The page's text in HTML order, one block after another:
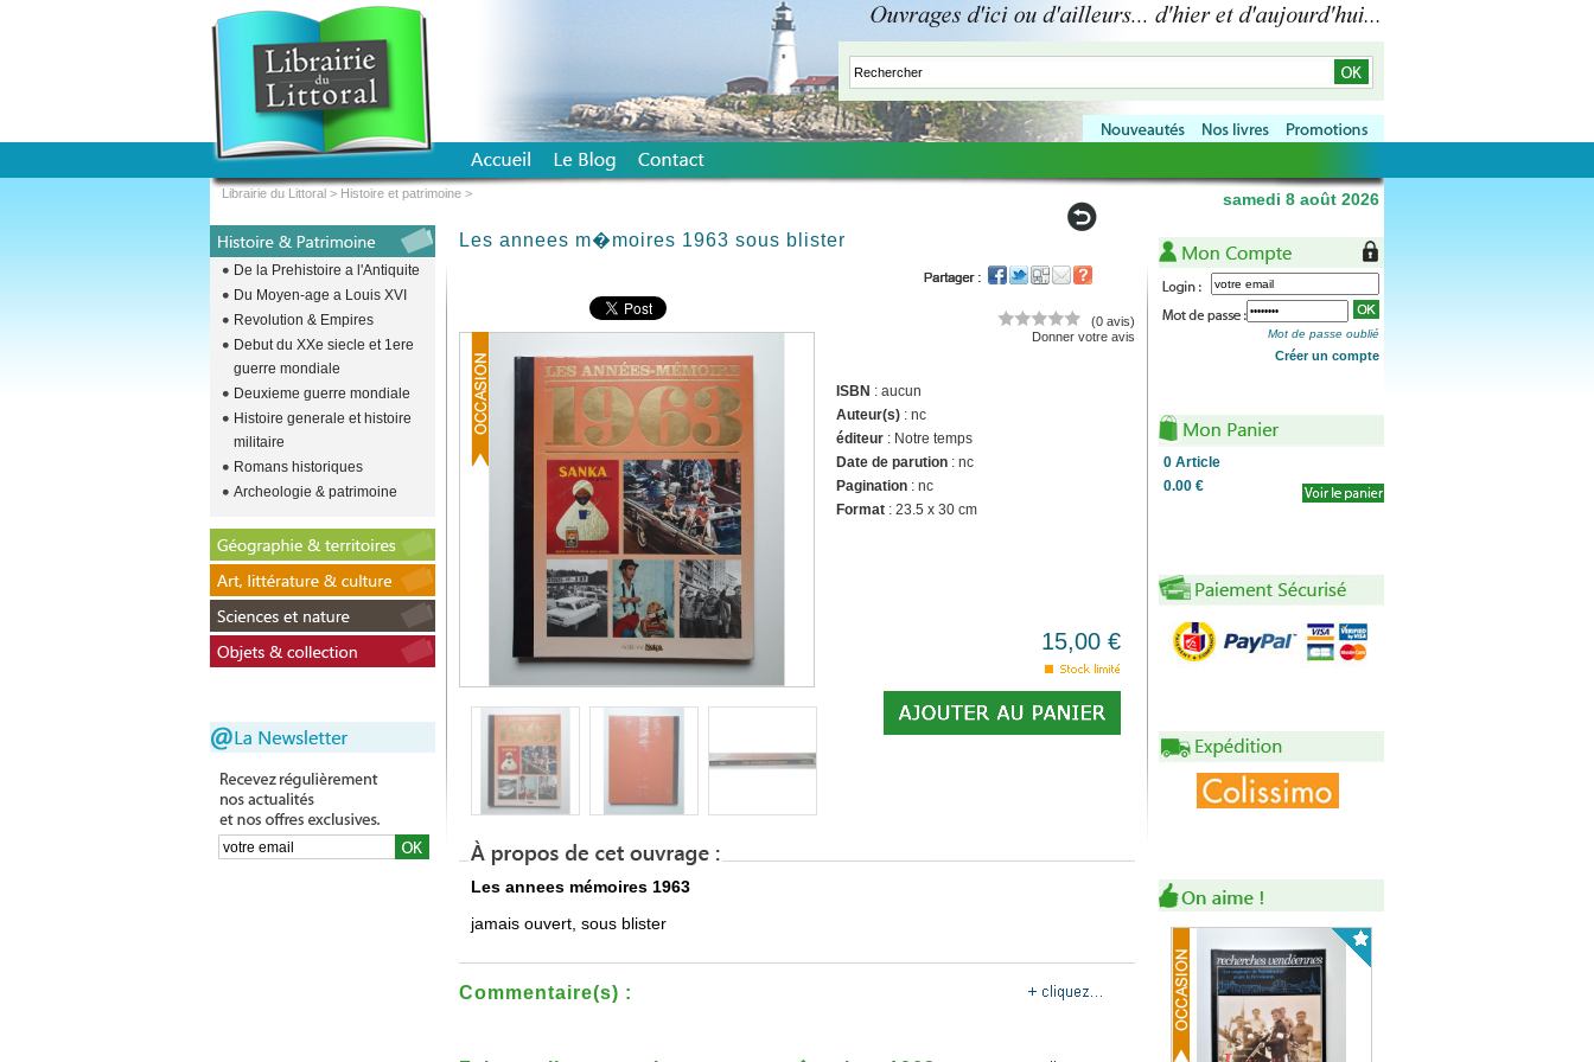
Les annees m�moires 1963 sous blister
(0 avis)
Donner votre avis
ISBN : aucun
Auteur(s) : nc
éditeur : Notre temps
Date de parution : nc
Pagination : nc
Format : 23.5 x 30 cm
15,00 €
Les annees mémoires 1963
jamais ouvert, sous blister
Commentaire(s) :
Mot de passe oublié
Créer un compte
0 Article
0.00 €
De la Prehistoire a l'Antiquite
Du Moyen-age a Louis XVI
Revolution & Empires
Debut du XXe siecle et 1ere
guerre mondiale
Deuxieme guerre mondiale
Histoire generale et histoire
militaire
Romans historiques
Archeologie & patrimoine
Librairie du Littoral > Histoire et patrimoine > samedi 8 août 2026